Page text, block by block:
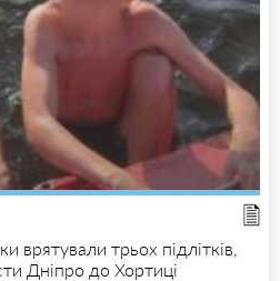
врятували трьох підлітків,
Дніпро до Хортиці